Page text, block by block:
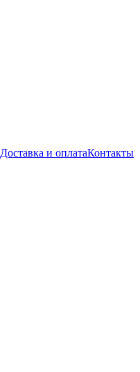
Доставка и оплатаКонтакты